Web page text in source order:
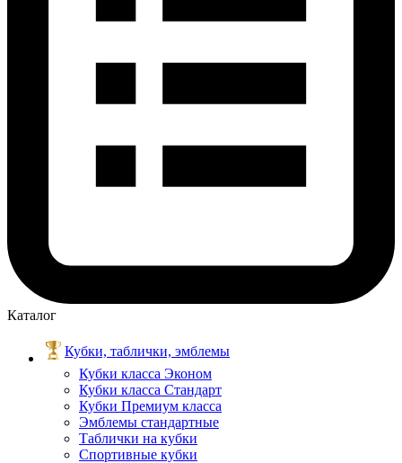
Каталог
Кубки, таблички, эмблемы
Кубки класса Эконом
Кубки класса Стандарт
Кубки Премиум класса
Эмблемы стандартные
Таблички на кубки
Спортивные кубки